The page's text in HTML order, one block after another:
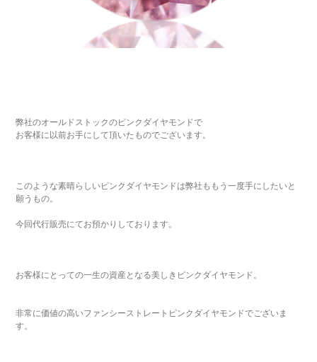
弊社のオールドストックのピンクダイヤモンドで
お客様に以前お手にして頂いたものでございます。
このような素晴らしいピンクダイヤモンドは弊社ももう一度手にしたいと
願うもの。
今回代行販売にてお預かりしております。
お客様にとっての一生の資産となる美しきピンクダイヤモンド。
非常に価値の高いファンシーストレートピンクダイヤモンドでございま
す。